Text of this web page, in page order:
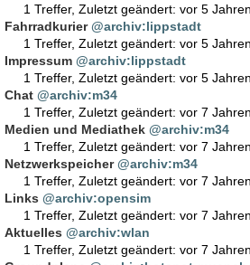
1 Treffer, Zuletzt geändert: vor 5 Jahren
Fahrradkurier @archiv:lippstadt
1 Treffer, Zuletzt geändert: vor 5 Jahren
Impressum @archiv:lippstadt
1 Treffer, Zuletzt geändert: vor 5 Jahren
Chat @archiv:m34
1 Treffer, Zuletzt geändert: vor 7 Jahren
Medien und Mediathek @archiv:m34
1 Treffer, Zuletzt geändert: vor 7 Jahren
Netzwerkspeicher @archiv:m34
1 Treffer, Zuletzt geändert: vor 7 Jahren
Links @archiv:opensim
1 Treffer, Zuletzt geändert: vor 7 Jahren
Aktuelles @archiv:wlan
1 Treffer, Zuletzt geändert: vor 7 Jahren